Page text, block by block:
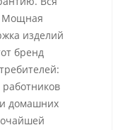
Мощная
изделий
бренд
домашних